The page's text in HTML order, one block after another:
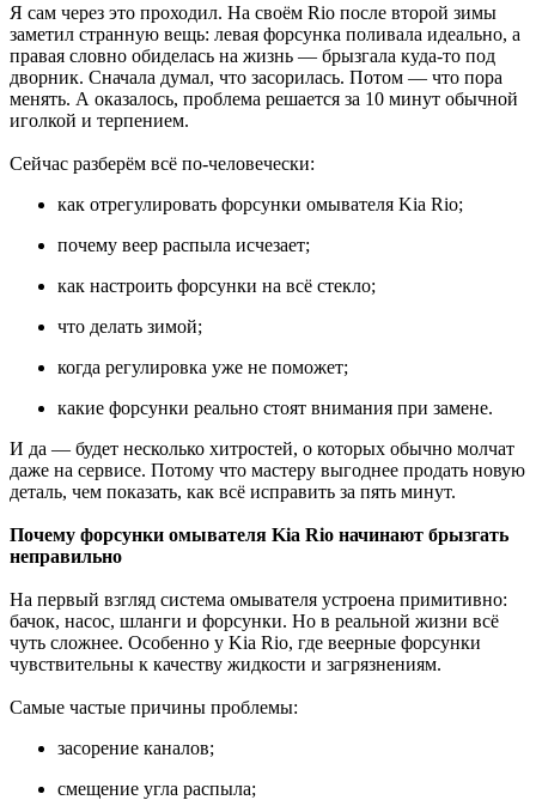
Я сам через это проходил. На своём Rio после второй зимы
заметил странную вещь: левая форсунка поливала идеально, а
правая словно обиделась на жизнь — брызгала куда-то под
дворник. Сначала думал, что засорилась. Потом — что пора
менять. А оказалось, проблема решается за 10 минут обычной
иголкой и терпением.
Сейчас разберём всё по-человечески:
как отрегулировать форсунки омывателя Kia Rio;
почему веер распыла исчезает;
как настроить форсунки на всё стекло;
что делать зимой;
когда регулировка уже не поможет;
какие форсунки реально стоят внимания при замене.
И да — будет несколько хитростей, о которых обычно молчат
даже на сервисе. Потому что мастеру выгоднее продать новую
деталь, чем показать, как всё исправить за пять минут.
Почему форсунки омывателя Kia Rio начинают брызгать
неправильно
На первый взгляд система омывателя устроена примитивно:
бачок, насос, шланги и форсунки. Но в реальной жизни всё
чуть сложнее. Особенно у Kia Rio, где веерные форсунки
чувствительны к качеству жидкости и загрязнениям.
Самые частые причины проблемы:
засорение каналов;
смещение угла распыла;